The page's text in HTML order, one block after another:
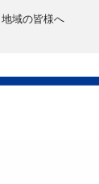
地域の皆様へ